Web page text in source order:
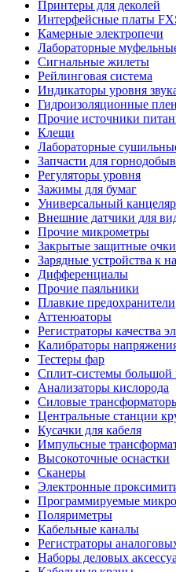
Принтеры для деколей
Интерфейсные платы
Камерные электропечи
Лабораторные
Сигнальные жилеты
Рейлинговая система
Индикаторы уровня
Гидроизоляционные
Прочие источники
Клещи
Лабораторные
Запчасти для
Регуляторы уровня
Зажимы для бумаг
Универсальный
Внешние датчики для
Прочие микрометры
Закрытые защитные очки
Зарядные устройства к
Дифференциалы
Прочие паяльники
Плавкие предохранители
Аттенюаторы
Регистраторы качества
Калибраторы
Тестеры фар
Сплит-системы большой
Анализаторы кислорода
Силовые
Центральные станции
Кусачки для кабеля
Импульсные
Высокоточные оснастки
Сканеры
Электронные
Программируемые
Поляриметры
Кабельные каналы
Регистраторы
Наборы деловых